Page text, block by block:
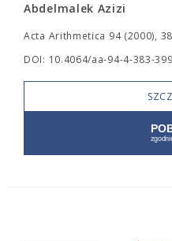
Abdelmalek Azizi
Acta Arithmetica 94 (2000),
DOI: 10.4064/aa-94-4-383-399